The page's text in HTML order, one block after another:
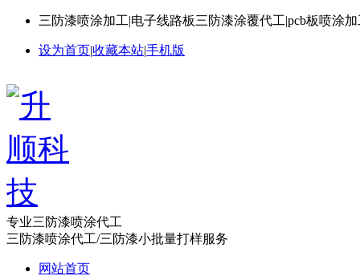
三防漆喷涂加工|电子线路板三防漆涂覆代工|pcb板喷涂
设为首页|收藏本站|手机版
专业三防漆喷涂代工
三防漆喷涂代工/三防漆小批量打样服务
网站首页